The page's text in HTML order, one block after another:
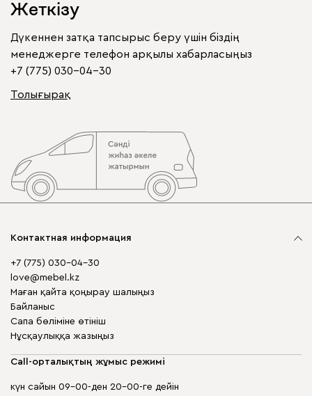
Жеткізу
Дүкеннен затқа тапсырыс беру үшін біздің
менеджерге телефон арқылы хабарласыңыз
+7 (775) 030-04-30
Толығырақ
Контактная информация
+7 (775) 030-04-30
love@mebel.kz
Маған қайта қоңырау шалыңыз
Байланыс
Сапа бөліміне өтініш
Нұсқаулыққа жазыңыз
Call-орталықтың жұмыс режимі
күн сайын 09-00-ден 20-00-ге дейін